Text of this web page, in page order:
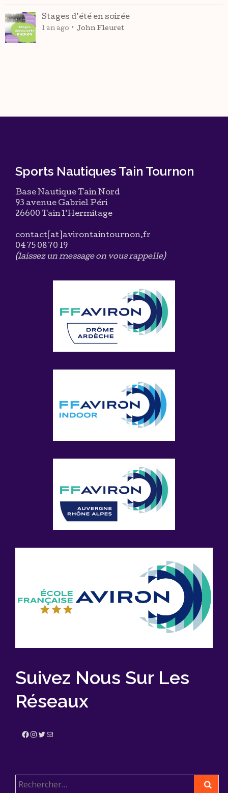
Stages d’été en soirée
1 an ago John Fleuret
Sports Nautiques Tain Tournon
Base Nautique Tain Nord
93 avenue Gabriel Péri
26600 Tain l’Hermitage
contact[at]avirontaintournon.fr
04 75 08 70 19
(laissez un message on vous rappelle)
Suivez Nous Sur Les
Réseaux
Facebook InstagramTwitter E-mail
Rechercher :